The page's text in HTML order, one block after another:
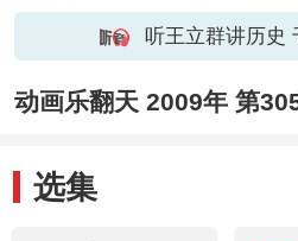
听王立群讲历史
动画乐翻天 2009年 第
选集